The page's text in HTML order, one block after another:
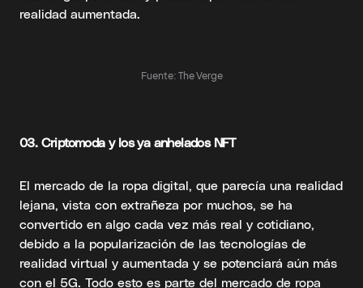
realidad aumentada.
Fuente: The Verge
03. Criptomoda y los ya anhelados NFT
El mercado de la ropa digital, que parecía una realidad
lejana, vista con extrañeza por muchos, se ha
convertido en algo cada vez más real y cotidiano,
debido a la popularización de las tecnologías de
realidad virtual y aumentada y se potenciará aún más
con el 5G. Todo esto es parte del mercado de ropa